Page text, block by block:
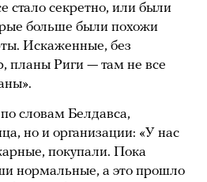
стало секретно, или были
больше были похожи
Искаженные, без
планы Риги — там не все
словам Белдавса,
но и организации: «У нас
покупали. Пока
нормальные, а это прошло